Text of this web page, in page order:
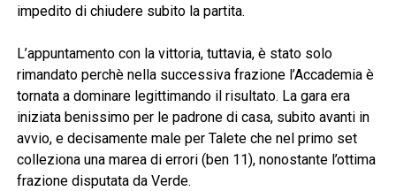
impedito di chiudere subito la partita.
L’appuntamento con la vittoria, tuttavia, è stato solo
rimandato perchè nella successiva frazione l’Accademia è
tornata a dominare legittimando il risultato. La gara era
iniziata benissimo per le padrone di casa, subito avanti in
avvio, e decisamente male per Talete che nel primo set
colleziona una marea di errori (ben 11), nonostante l’ottima
frazione disputata da Verde.